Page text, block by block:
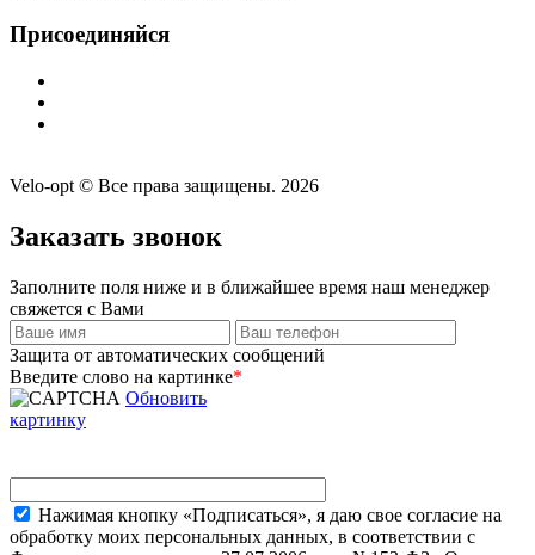
Присоединяйся
Velo-opt © Все права защищены. 2026
Заказать звонок
Заполните поля ниже и в ближайшее время наш менеджер
свяжется с Вами
Защита от автоматических сообщений
Введите слово на картинке*
Обновить
картинку
Нажимая кнопку «Подписаться», я даю свое согласие на
обработку моих персональных данных, в соответствии с